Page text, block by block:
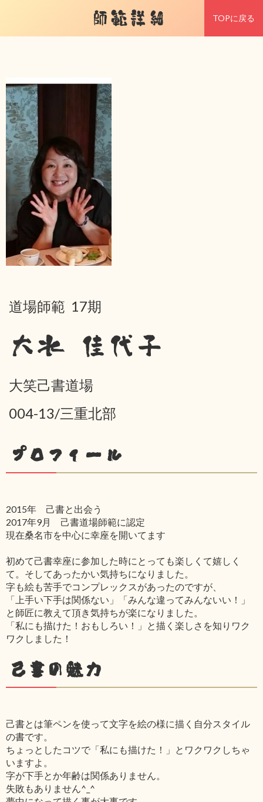
師範詳細 TOPに戻る
道場師範 17期
大水 佳代子
大笑己書道場
004-13/三重北部
プロフィール
2015年 己書と出会う
2017年9月 己書道場師範に認定
現在桑名市を中心に幸座を開いてます
初めて己書幸座に参加した時にとっても楽しくて嬉しく
て。そしてあったかい気持ちになりました。
字も絵も苦手でコンプレックスがあったのですが、
「上手い下手は関係ない」「みんな違ってみんないい！」
と師匠に教えて頂き気持ちが楽になりました。
「私にも描けた！おもしろい！」と描く楽しさを知りワク
ワクしました！
己書の魅力
己書とは筆ペンを使って文字を絵の様に描く自分スタイル
の書です。
ちょっとしたコツで「私にも描けた！」とワクワクしちゃ
いますよ。
字が下手とか年齢は関係ありません。
失敗もありません^_^